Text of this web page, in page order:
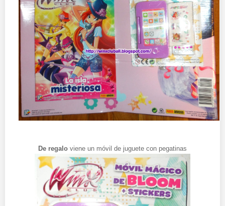
De regalo viene un móvil de juguete con pegatinas